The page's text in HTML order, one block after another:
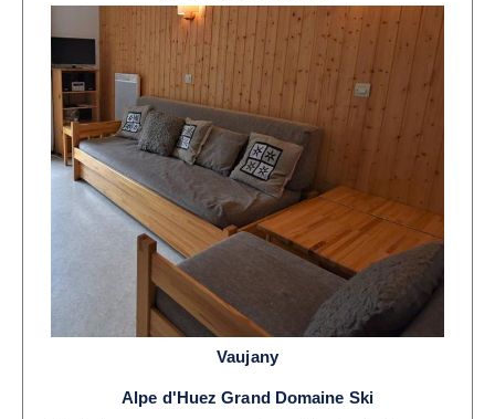
Vaujany
Alpe d'Huez Grand Domaine Ski